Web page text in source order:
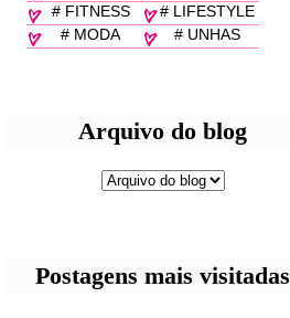
# FITNESS
# LIFESTYLE
# MODA
# UNHAS
Arquivo do blog
Postagens mais visitadas